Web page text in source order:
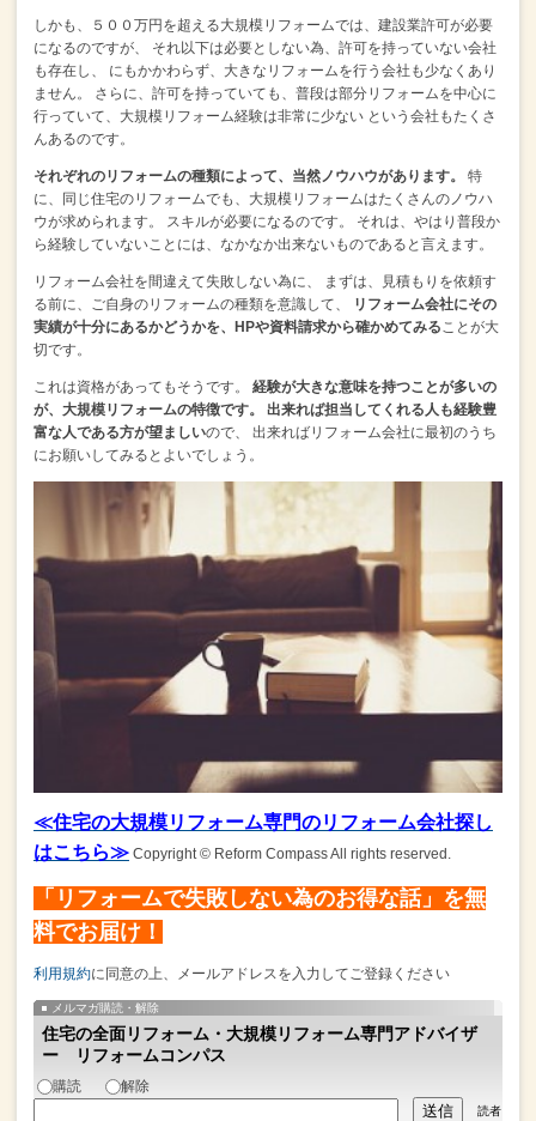
しかも、５００万円を超える大規模リフォームでは、建設業許可が必要
になるのですが、
それ以下は必要としない為、許可を持っていない会社
も存在し、
にもかかわらず、大きなリフォームを行う会社も少なくあり
ません。
さらに、許可を持っていても、普段は部分リフォームを中心に
行っていて、大規模リフォーム経験は非常に少ない という会社もたくさ
んあるのです。
それぞれのリフォームの種類によって、当然ノウハウがあります。
特
に、同じ住宅のリフォームでも、大規模リフォームはたくさんのノウハ
ウが求められます。
スキルが必要になるのです。
それは、やはり普段か
ら経験していないことには、なかなか出来ないものであると言えます。
リフォーム会社を間違えて失敗しない為に、
まずは、見積もりを依頼す
る前に、ご自身のリフォームの種類を意識して、
リフォーム会社にその
実績が十分にあるかどうかを、HPや資料請求から確かめてみることが大
切です。
これは資格があってもそうです。
経験が大きな意味を持つことが多いの
が、大規模リフォームの特徴です。
出来れば担当してくれる人も経験豊
富な人である方が望ましいので、
出来ればリフォーム会社に最初のうち
にお願いしてみるとよいでしょう。
≪住宅の大規模リフォーム専門のリフォーム会社探し
はこちら≫ Copyright © Reform Compass All rights reserved.
「リフォームで失敗しない為のお得な話」を無
料でお届け！
利用規約に同意の上、メールアドレスを入力してご登録ください
メルマガ購読・解除
住宅の全面リフォーム・大規模リフォーム専門アドバイザ
ー リフォームコンパス
購読 解除
読者